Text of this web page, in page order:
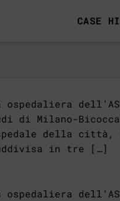
CASE
di Milano-
della città,
in tre […]